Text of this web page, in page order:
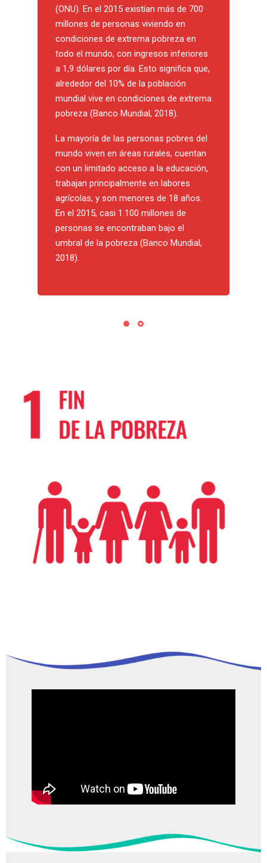
(ONU). En el 2015 existían más de 700
millones de personas viviendo en
condiciones de extrema pobreza en
todo el mundo, con ingresos inferiores
a 1,9 dólares por día. Esto significa que,
alrededor del 10% de la población
mundial vive en condiciones de extrema
pobreza (Banco Mundial, 2018).
La mayoría de las personas pobres del
mundo viven en áreas rurales, cuentan
con un limitado acceso a la educación,
trabajan principalmente en labores
agrícolas, y son menores de 18 años.
En el 2015, casi 1.100 millones de
personas se encontraban bajo el
umbral de la pobreza (Banco Mundial,
2018).